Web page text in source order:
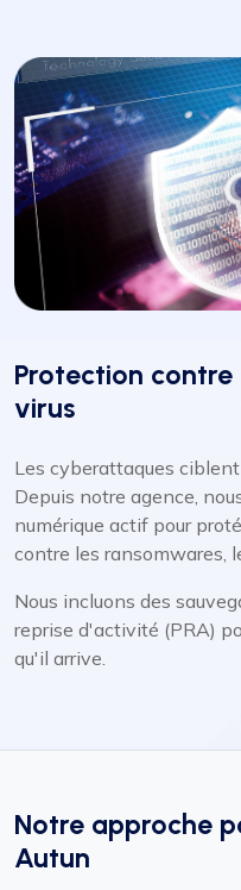
Protection contre
virus
Les cyberattaques
Depuis notre agence,
numérique actif pour
contre les ransomwares,
Nous incluons des
reprise d'activité (PRA)
qu'il arrive.
Notre approche
Autun